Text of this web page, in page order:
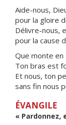
Aide-nous,
pour la gloire
Délivre-nous,
pour la cause
Que monte en
Ton bras est
Et nous, ton
sans fin nous
ÉVANGILE
« Pardonnez,